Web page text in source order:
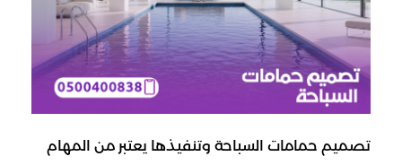
تصميم حمامات السباحة وتنفيذها يعتبر من المهام